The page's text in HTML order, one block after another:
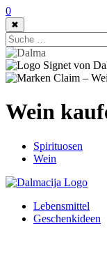
0
✖
Suche:
Wein
Spirituosen
Wein
Lebensmittel
Geschenkideen